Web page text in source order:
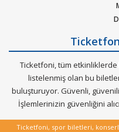
Ticketfoni, tüm
listelenmiş olan bu
buluşturuyor. Güvenli,
İşlemlerinizin güvenliğini
Ticketfoni, spor biletleri,